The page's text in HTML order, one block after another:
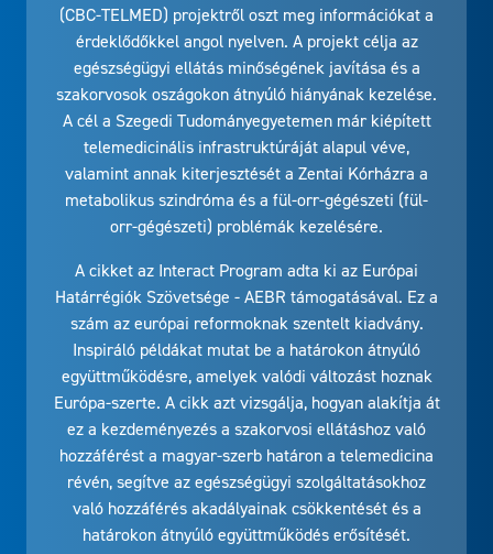
(CBC-TELMED) projektről oszt meg információkat a
érdeklődőkkel angol nyelven. A projekt célja az
egészségügyi ellátás minőségének javítása és a
szakorvosok oszágokon átnyúló hiányának kezelése.
A cél a Szegedi Tudományegyetemen már kiépített
telemedicinális infrastruktúráját alapul véve,
valamint annak kiterjesztését a Zentai Kórházra a
metabolikus szindróma és a fül-orr-gégészeti (fül-
orr-gégészeti) problémák kezelésére.
A cikket az Interact Program adta ki az Európai
Határrégiók Szövetsége - AEBR támogatásával. Ez a
szám az európai reformoknak szentelt kiadvány.
Inspiráló példákat mutat be a határokon átnyúló
együttműködésre, amelyek valódi változást hoznak
Európa-szerte. A cikk azt vizsgálja, hogyan alakítja át
ez a kezdeményezés a szakorvosi ellátáshoz való
hozzáférést a magyar-szerb határon a telemedicina
révén, segítve az egészségügyi szolgáltatásokhoz
való hozzáférés akadályainak csökkentését és a
határokon átnyúló együttműködés erősítését.